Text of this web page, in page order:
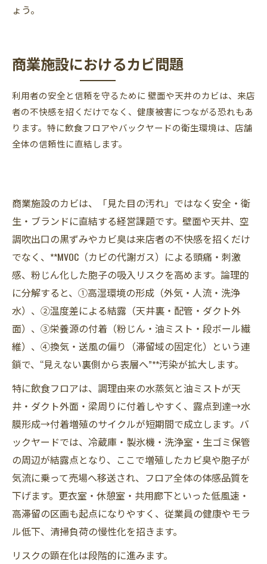
ょう。
商業施設におけるカビ問題
利用者の安全と信頼を守るために 壁面や天井のカビは、来店
者の不快感を招くだけでなく、健康被害につながる恐れもあ
ります。特に飲食フロアやバックヤードの衛生環境は、店舗
全体の信頼性に直結します。
商業施設のカビは、「見た目の汚れ」ではなく安全・衛
生・ブランドに直結する経営課題です。壁面や天井、空
調吹出口の黒ずみやカビ臭は来店者の不快感を招くだけ
でなく、**MVOC（カビの代謝ガス）による頭痛・刺激
感、粉じん化した胞子の吸入リスクを高めます。論理的
に分解すると、①高湿環境の形成（外気・人流・洗浄
水）、②温度差による結露（天井裏・配管・ダクト外
面）、③栄養源の付着（粉じん・油ミスト・段ボール繊
維）、④換気・送風の偏り（滞留域の固定化）という連
鎖で、“見えない裏側から表層へ”**汚染が拡大します。
特に飲食フロアは、調理由来の水蒸気と油ミストが天
井・ダクト外面・梁周りに付着しやすく、露点到達→水
膜形成→付着増殖のサイクルが短期間で成立します。バ
ックヤードでは、冷蔵庫・製氷機・洗浄室・生ゴミ保管
の周辺が結露点となり、ここで増殖したカビ臭や胞子が
気流に乗って売場へ移送され、フロア全体の体感品質を
下げます。更衣室・休憩室・共用廊下といった低風速・
高滞留の区画も起点になりやすく、従業員の健康やモラ
ル低下、清掃負荷の慢性化を招きます。
リスクの顕在化は段階的に進みます。